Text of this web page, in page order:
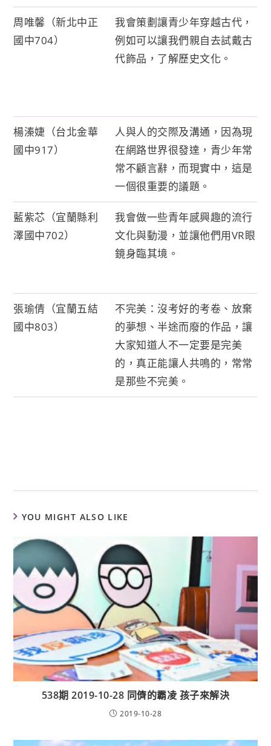
周唯馨（新北中正
國中704）
我會策劃讓青少年穿越古代，
例如可以讓我們親自去試戴古
代飾品，了解歷史文化。
楊溱婕（台北金華
國中917）
人與人的交際及溝通，因為現
在網路世界很發達，青少年常
常不顧言辭，而現實中，這是
一個很重要的議題。
藍紫芯（宜蘭縣利
澤國中702）
我會做一些青年感興趣的流行
文化與動漫，並讓他們用VR眼
鏡身臨其境。
張瑜倩（宜蘭五結
國中803）
不完美：沒考好的考卷、放棄
的夢想、半途而廢的作品，讓
大家知道人不一定要是完美
的，真正能讓人共鳴的，常常
是那些不完美。
YOU MIGHT ALSO LIKE
538期 2019-10-28 同儕的霸凌 孩子來解決
2019-10-28